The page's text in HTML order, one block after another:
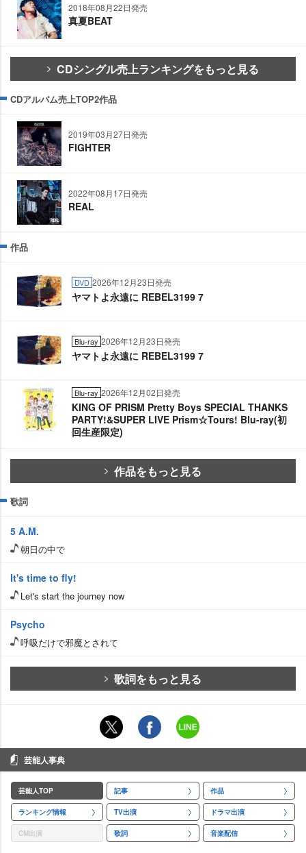
2018年08月22日発売
真夏BEAT
CDシングル売上ランキングをもっと見る
CDアルバム売上TOP2作品
2019年03月27日発売
FIGHTER
2022年08月17日発売
REAL
作品
DVD 2026年12月23日発売
ヤマトよ永遠に REBEL3199 7
Blu-ray 2026年12月23日発売
ヤマトよ永遠に REBEL3199 7
Blu-ray 2026年12月02日発売
KING OF PRISM Pretty Boys SPECIAL THANKS
PARTY!&SUPER LIVE Prism☆Tours! Blu-ray(初
回生産限定)
作品をもっと見る
歌詞
5 A.M.
朝日の中で
It's time to fly!
Let's start the journey now
Psycho
呼吸だけで邪魔とされて
歌詞をもっと見る
芸能人事典
芸能人TOP 記事 作品
ランキング情報 TV出演 ドラマ出演
CM出演 歌詞 音楽配信